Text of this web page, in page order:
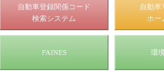
自動車登録関係コード
検索システム
自動車
ホー
FAINES 環